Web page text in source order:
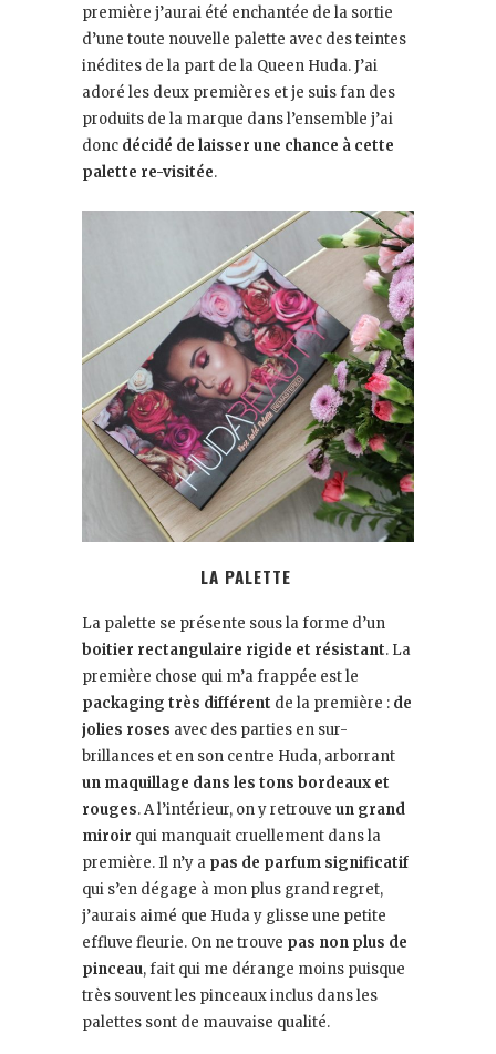
première j’aurai été enchantée de la sortie
d’une toute nouvelle palette avec des teintes
inédites de la part de la Queen Huda. J’ai
adoré les deux premières et je suis fan des
produits de la marque dans l’ensemble j’ai
donc décidé de laisser une chance à cette
palette re-visitée.
LA PALETTE
La palette se présente sous la forme d’un
boitier rectangulaire rigide et résistant. La
première chose qui m’a frappée est le
packaging très différent de la première : de
jolies roses avec des parties en sur-
brillances et en son centre Huda, arborrant
un maquillage dans les tons bordeaux et
rouges. A l’intérieur, on y retrouve un grand
miroir qui manquait cruellement dans la
première. Il n’y a pas de parfum significatif
qui s’en dégage à mon plus grand regret,
j’aurais aimé que Huda y glisse une petite
effluve fleurie. On ne trouve pas non plus de
pinceau, fait qui me dérange moins puisque
très souvent les pinceaux inclus dans les
palettes sont de mauvaise qualité.